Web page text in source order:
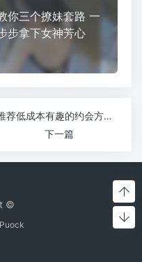
你三个撩妹套路 一
步拿下女神芳心
推荐低成本有趣的约会方式，不用钱也可以约。
下一篇
©
Puock